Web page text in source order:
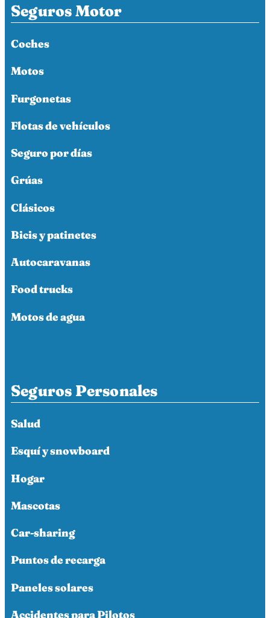
Seguros Motor
Coches
Motos
Furgonetas
Flotas de vehículos
Seguro por días
Grúas
Clásicos
Bicis y patinetes
Autocaravanas
Food trucks
Motos de agua
Seguros Personales
Salud
Esquí y snowboard
Hogar
Mascotas
Car-sharing
Puntos de recarga
Paneles solares
Accidentes para Pilotos